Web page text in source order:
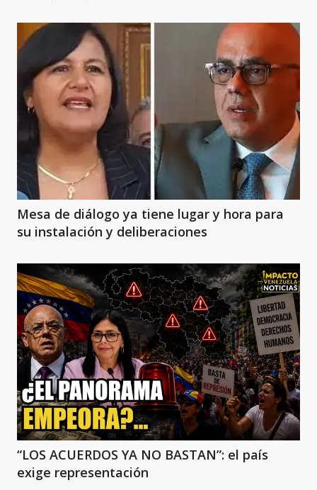
Mesa de diálogo ya tiene lugar y hora para
su instalación y deliberaciones
“LOS ACUERDOS YA NO BASTAN”: el país
exige representación